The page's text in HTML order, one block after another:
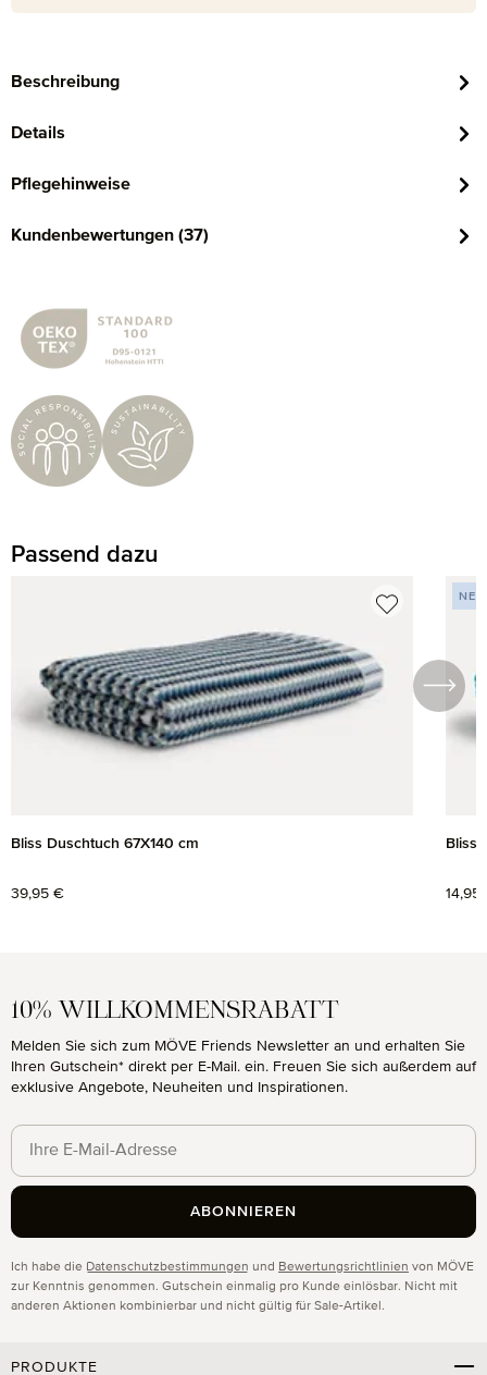
Beschreibung
Details
Pflegehinweise
Kundenbewertungen (37)
Passend dazu
Bliss Duschtuch 67X140 cm
Regulärer Preis:
39,95 €
NEU
Bliss
14,95
10% WILLKOMMENSRABATT
Melden Sie sich zum MÖVE Friends Newsletter an und erhalten Sie
Ihren Gutschein* direkt per E-Mail. ein. Freuen Sie sich außerdem auf
exklusive Angebote, Neuheiten und Inspirationen.
Ich habe die Datenschutzbestimmungen und Bewertungsrichtlinien von MÖVE
zur Kenntnis genommen. Gutschein einmalig pro Kunde einlösbar. Nicht mit
anderen Aktionen kombinierbar und nicht gültig für Sale-Artikel.
ABONNIEREN
PRODUKTE